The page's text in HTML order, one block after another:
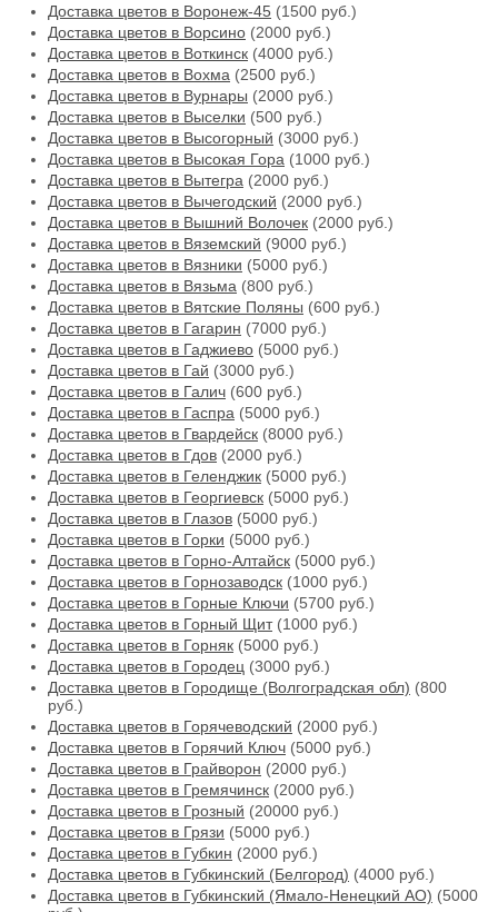
Доставка цветов в Воронеж-45 (1500 руб.)
Доставка цветов в Ворсино (2000 руб.)
Доставка цветов в Воткинск (4000 руб.)
Доставка цветов в Вохма (2500 руб.)
Доставка цветов в Вурнары (2000 руб.)
Доставка цветов в Выселки (500 руб.)
Доставка цветов в Высогорный (3000 руб.)
Доставка цветов в Высокая Гора (1000 руб.)
Доставка цветов в Вытегра (2000 руб.)
Доставка цветов в Вычегодский (2000 руб.)
Доставка цветов в Вышний Волочек (2000 руб.)
Доставка цветов в Вяземский (9000 руб.)
Доставка цветов в Вязники (5000 руб.)
Доставка цветов в Вязьма (800 руб.)
Доставка цветов в Вятские Поляны (600 руб.)
Доставка цветов в Гагарин (7000 руб.)
Доставка цветов в Гаджиево (5000 руб.)
Доставка цветов в Гай (3000 руб.)
Доставка цветов в Галич (600 руб.)
Доставка цветов в Гаспра (5000 руб.)
Доставка цветов в Гвардейск (8000 руб.)
Доставка цветов в Гдов (2000 руб.)
Доставка цветов в Геленджик (5000 руб.)
Доставка цветов в Георгиевск (5000 руб.)
Доставка цветов в Глазов (5000 руб.)
Доставка цветов в Горки (5000 руб.)
Доставка цветов в Горно-Алтайск (5000 руб.)
Доставка цветов в Горнозаводск (1000 руб.)
Доставка цветов в Горные Ключи (5700 руб.)
Доставка цветов в Горный Щит(1000 руб.)
Доставка цветов в Горняк (5000 руб.)
Доставка цветов в Городец (3000 руб.)
Доставка цветов в Городище (Волгоградская обл) (800
руб.)
Доставка цветов в Горячеводский (2000 руб.)
Доставка цветов в Горячий Ключ (5000 руб.)
Доставка цветов в Грайворон (2000 руб.)
Доставка цветов в Гремячинск (2000 руб.)
Доставка цветов в Грозный (20000 руб.)
Доставка цветов в Грязи (5000 руб.)
Доставка цветов в Губкин (2000 руб.)
Доставка цветов в Губкинский (Белгород) (4000 руб.)
Доставка цветов в Губкинский (Ямало-Ненецкий АО) (5000